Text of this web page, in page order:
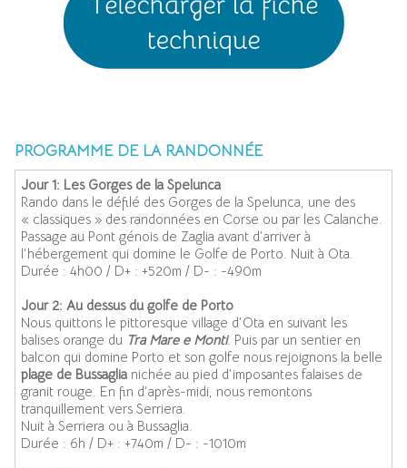
PROGRAMME DE LA RANDONNÉE
Jour 1: Les Gorges de la Spelunca
Rando dans le défilé des Gorges de la Spelunca, une des
« classiques » des randonnées en Corse ou par les Calanche.
Passage au Pont génois de Zaglia avant d’arriver à
l’hébergement qui domine le Golfe de Porto. Nuit à Ota.
Durée : 4h00 / D+ : +520m / D- : -490m
Jour 2: Au dessus du golfe de Porto
Nous quittons le pittoresque village d’Ota en suivant les
balises orange du Tra Mare e Monti. Puis par un sentier en
balcon qui domine Porto et son golfe nous rejoignons la belle
plage de Bussaglia nichée au pied d’imposantes falaises de
granit rouge. En fin d’après-midi, nous remontons
tranquillement vers Serriera.
Nuit à Serriera ou à Bussaglia.
Durée : 6h / D+ : +740m / D- : -1010m